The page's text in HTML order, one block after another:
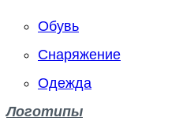
Обувь
Снаряжение
Одежда
Логотипы